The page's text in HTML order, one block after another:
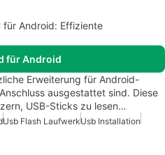
für Android: Effiziente
für Android
Erweiterung für Android-
ausgestattet sind. Diese
USB-Sticks zu lesen…
Usb Flash LaufwerkUsb Installation